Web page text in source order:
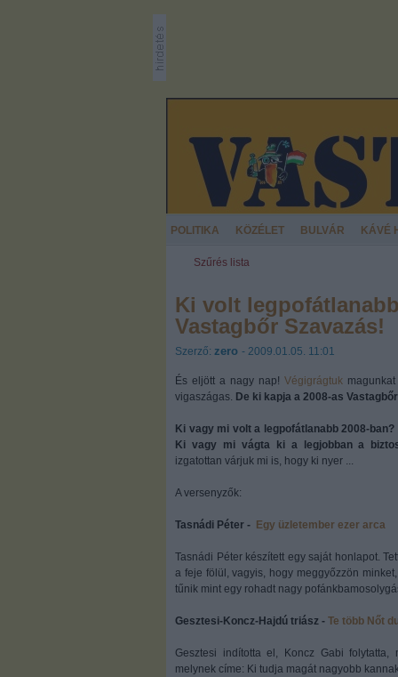
POLITIKA KÖZÉLET BULVÁR KÁVÉ
Szűrés lista
Ki volt
Vastagbőr Szavazás!
Szerző: zero - 2009.01.05. 11:01
És eljött a nagy nap! Végigrágtukmagunkat
vigaszágas. De ki kapja a 2008-as
Ki vagy mi volt a legpofátlanabb 2008-
Ki vagy mi vágta ki a legjobban a
izgatottan várjuk mi is, hogy ki nyer ...
A versenyzők:
Tasnádi Péter - Egy üzletember ezer arca
Tasnádi Péter készített egy saját honlapot.
a feje fölül, vagyis, hogy meggyőzzön
tűnik mint egy rohadt nagy
Gesztesi-Koncz-Hajdú triász - Te több Nőt
Gesztesi indította el, Koncz Gabi
melynek címe: Ki tudja magát nagyobb